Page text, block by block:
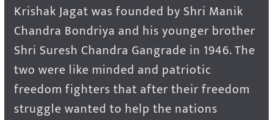
Krishak Jagat was founded by Shri Manik
Chandra Bondriya and his younger brother
Shri Suresh Chandra Gangrade in 1946. The
two were like minded and patriotic
freedom fighters that after their freedom
struggle wanted to help the nations